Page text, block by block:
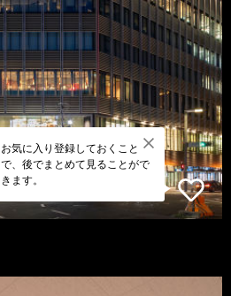
お気に入り登録しておくこと
で、後でまとめて見ることがで
きます。